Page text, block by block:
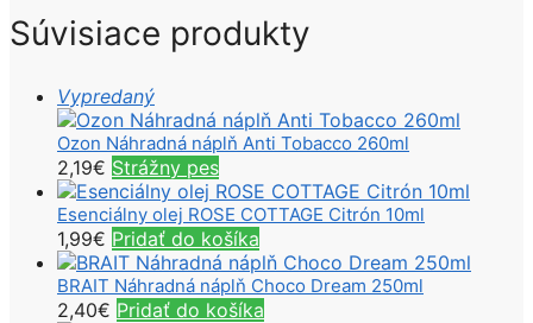
Súvisiace produkty
Vypredaný
Ozon Náhradná náplň Anti Tobacco 260ml
2,19€ Strážny pes
Esenciálny olej ROSE COTTAGE Citrón 10ml
1,99€ Pridať do košíka
BRAIT Náhradná náplň Choco Dream 250ml
2,40€ Pridať do košíka